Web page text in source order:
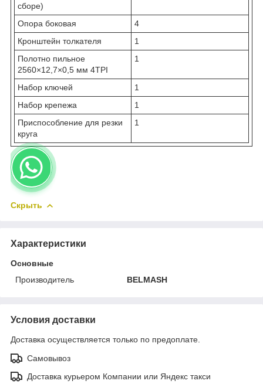
сборе)
Опора боковая
4
Кронштейн толкателя
1
Полотно пильное
2560×12,7×0,5 мм 4TPI
1
Набор ключей
1
Набор крепежа
1
Приспособление для резки
круга
1
Скрыть
Характеристики
Основные
Производитель
BELMASH
Условия доставки
Доставка осуществляется только по предоплате.
Самовывоз
Доставка курьером Компании или Яндекс такси